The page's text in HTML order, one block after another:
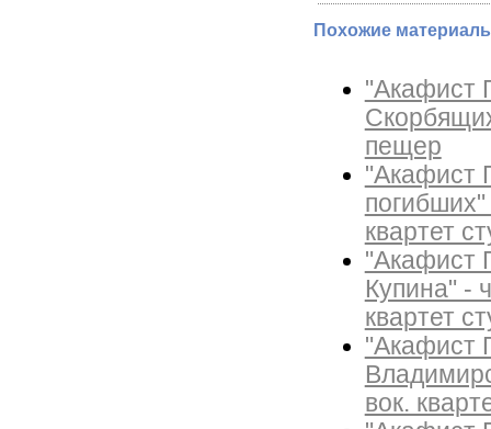
Похожие
"Акафист
пещер
"Акафист
квартет
"Акафист
Купина" -
квартет
"Акафист
вок.